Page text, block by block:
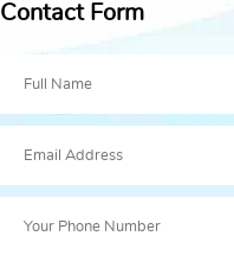
Contact Form